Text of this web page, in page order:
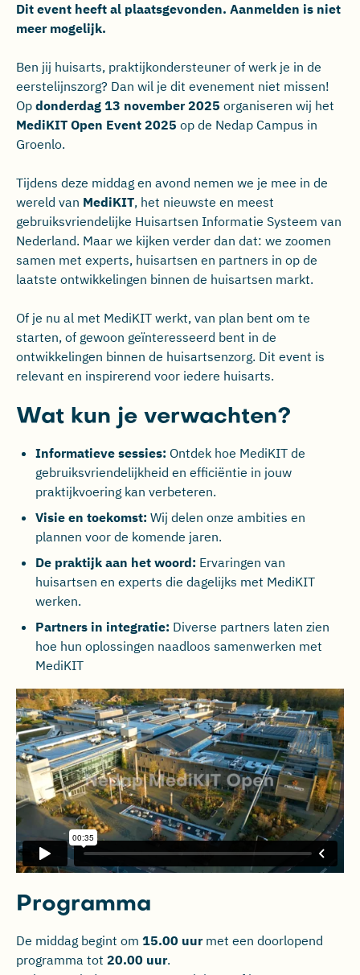
Dit event heeft al plaatsgevonden. Aanmelden is niet
meer mogelijk.
Ben jij huisarts, praktijkondersteuner of werk je in de
eerstelijnszorg? Dan wil je dit evenement niet missen!
Op donderdag 13 november 2025 organiseren wij het
MediKIT Open Event 2025 op de Nedap Campus in
Groenlo.
Tijdens deze middag en avond nemen we je mee in de
wereld van MediKIT, het nieuwste en meest
gebruiksvriendelijke Huisartsen Informatie Systeem van
Nederland. Maar we kijken verder dan dat: we zoomen
samen met experts, huisartsen en partners in op de
laatste ontwikkelingen binnen de huisartsen markt.
Of je nu al met MediKIT werkt, van plan bent om te
starten, of gewoon geïnteresseerd bent in de
ontwikkelingen binnen de huisartsenzorg. Dit event is
relevant en inspirerend voor iedere huisarts.
Wat kun je verwachten?
Informatieve sessies: Ontdek hoe MediKIT de
gebruiksvriendelijkheid en efficiëntie in jouw
praktijkvoering kan verbeteren.
Visie en toekomst: Wij delen onze ambities en
plannen voor de komende jaren.
De praktijk aan het woord: Ervaringen van
huisartsen en experts die dagelijks met MediKIT
werken.
Partners in integratie: Diverse partners laten zien
hoe hun oplossingen naadloos samenwerken met
MediKIT
Programma
De middag begint om 15.00 uur met een doorlopend
programma tot 20.00 uur.